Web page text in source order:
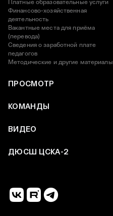
Платные образовательные услуги
Финансово-хозяйственная
деятельность
Вакантные места для приёма
(перевода)
Сведения о заработной плате
педагогов
Методические и другие материалы
ПРОСМОТР
КОМАНДЫ
ВИДЕО
ДЮСШ ЦСКА-2